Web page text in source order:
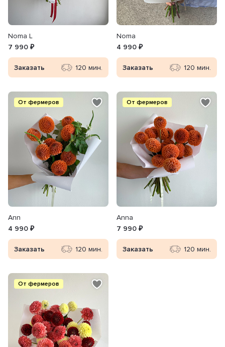
Noma L
7 990 ₽
Заказать 120 мин.
Noma
4 990 ₽
Заказать 120 мин.
От фермеров
Ann
4 990 ₽
Заказать 120 мин.
От фермеров
Anna
7 990 ₽
Заказать 120 мин.
От фермеров